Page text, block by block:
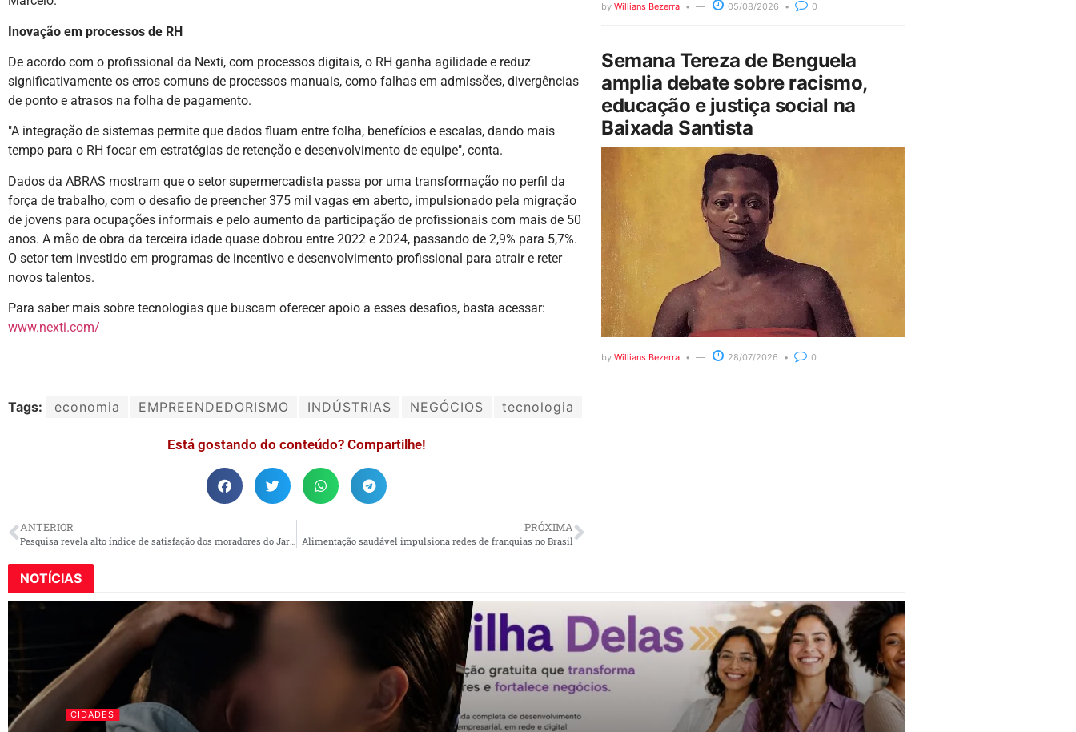
Inovação em processos de RH
De acordo com o profissional da Nexti, com processos digitais, o RH ganha agilidade e reduz
significativamente os erros comuns de processos manuais, como falhas em admissões, divergências
de ponto e atrasos na folha de pagamento.
"A integração de sistemas permite que dados fluam entre folha, benefícios e escalas, dando mais
tempo para o RH focar em estratégias de retenção e desenvolvimento de equipe", conta.
Dados da ABRAS mostram que o setor supermercadista passa por uma transformação no perfil da
força de trabalho, com o desafio de preencher 375 mil vagas em aberto, impulsionado pela migração
de jovens para ocupações informais e pelo aumento da participação de profissionais com mais de 50
anos. A mão de obra da terceira idade quase dobrou entre 2022 e 2024, passando de 2,9% para 5,7%.
O setor tem investido em programas de incentivo e desenvolvimento profissional para atrair e reter
novos talentos.
Para saber mais sobre tecnologias que buscam oferecer apoio a esses desafios, basta acessar:
www.nexti.com/
Tags: economia EMPREENDEDORISMO INDÚSTRIAS NEGÓCIOS tecnologia
Está gostando do conteúdo? Compartilhe!
ANTERIOR PRÓXIMA
Alimentação saudável impulsiona redes de franquias no Brasil
by Willians Bezerra 05/08/2026 0
Semana Tereza de Benguela
amplia debate sobre racismo,
educação e justiça social na
Baixada Santista
by Willians Bezerra 28/07/2026 0
NOTÍCIAS
CIDADES